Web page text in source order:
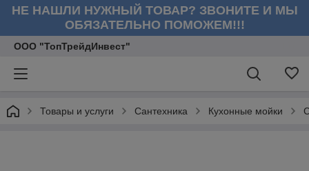
НЕ НАШЛИ НУЖНЫЙ ТОВАР? ЗВОНИТЕ И МЫ
ОБЯЗАТЕЛЬНО ПОМОЖЕМ!!!
ООО "ТопТрейдИнвест"
Товары и услуги Сантехника Кухонные мойки